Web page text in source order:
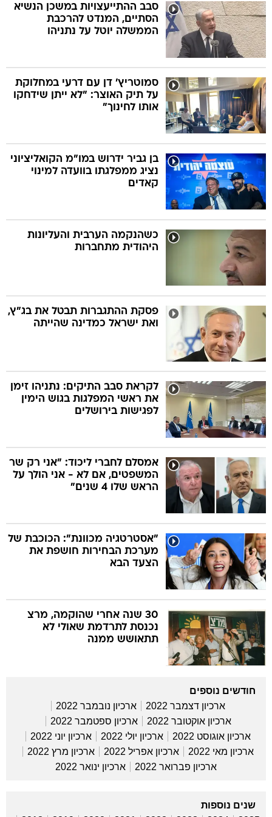
סבב ההתייעצויות במשכן הנשיא
הסתיים, המנדט להרכבת
הממשלה יוטל על נתניהו
סמוטריץ' דן עם דרעי במחלוקת
על תיק האוצר: "לא ייתן שידחקו
אותו לחינוך"
בן גביר ידרוש במו"מ הקואליציוני
נציג ממפלגתו בוועדה למינוי
קאדים
כשהנקמה הערבית והעליונות
היהודית מתחברות
פסקת ההתגברות תבטל את בג"ץ,
ואת ישראל כמדינה שהייתה
לקראת סבב התיקים: נתניהו זימן
את ראשי המפלגות בגוש הימין
לפגישות בירושלים
אמסלם לחברי ליכוד: "אני רק שר
המשפטים, אם לא - אני הולך על
הראש שלו 4 שנים"
"אסטרטגיה מכוונת": הכוכבת של
מערכת הבחירות חושפת את
הצעד הבא
30 שנה אחרי שהוקמה, מרצ
נכנסת לתרדמת שאולי לא
תתאושש ממנה
חודשים נוספים
ארכיון דצמבר 2022
ארכיון נובמבר 2022
ארכיון אוקטובר 2022
ארכיון ספטמבר 2022
ארכיון אוגוסט 2022
ארכיון יולי 2022
ארכיון יוני 2022
ארכיון מאי 2022
ארכיון אפריל 2022
ארכיון מרץ 2022
ארכיון פברואר 2022
ארכיון ינואר 2022
שנים נוספות